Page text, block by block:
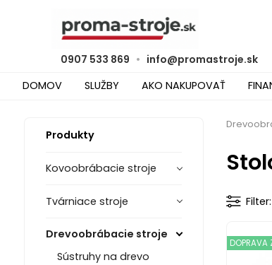
0907 533 869 • info@promastroje.sk
DOMOV SLUŽBY AKO NAKUPOVAŤ
Produkty
Kovoobrábacie stroje
Tvárniace stroje
Drevoobrábacie stroje
Sústruhy na drevo
Filter
DOPRAVA